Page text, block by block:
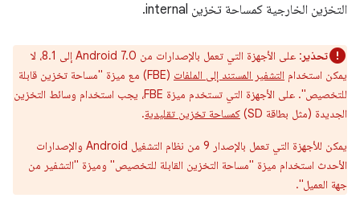
التخزين الخارجية كمساحة تخزين internal.
تحذير
: على الأجهزة التي تعمل بالإصدارات من Android 7.0 إلى 8.1، لا
يمكن استخدام التشفير المستند إلى الملفات
(FBE) مع ميزة "مساحة تخزين قابلة
للتخصيص". على الأجهزة التي تستخدم ميزة FBE، يجب استخدام وسائط التخزين
الجديدة (مثل بطاقة SD)
كمساحة تخزين تقليدية.
يمكن للأجهزة التي تعمل بالإصدار 9 من نظام التشغيل Android والإصدارات
الأحدث استخدام ميزة "مساحة التخزين القابلة للتخصيص" وميزة "التشفير من
جهة العميل".